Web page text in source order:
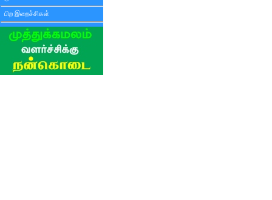
பிற இறைச்சிகள்